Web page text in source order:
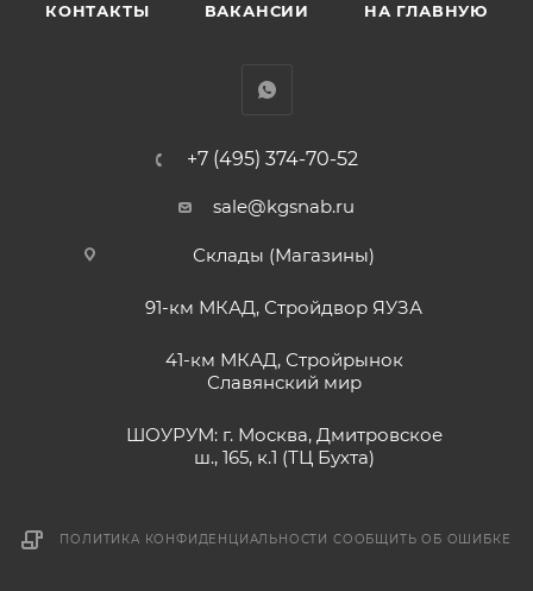
КОНТАКТЫ ВАКАНСИИ НА ГЛАВНУЮ
+7 (495) 374-70-52
sale@kgsnab.ru
Склады (Магазины)
91-км МКАД, Стройдвор ЯУЗА
41-км МКАД, Стройрынок
Славянский мир
ШОУРУМ: г. Москва, Дмитровское
ш., 165, к.1 (ТЦ Бухта)
ПОЛИТИКА КОНФИДЕНЦИАЛЬНОСТИ СООБЩИТЬ ОБ ОШИБКЕ